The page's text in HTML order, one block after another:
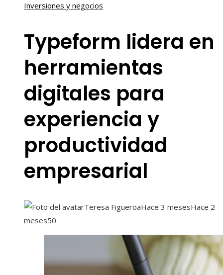
Inversiones y negocios
Typeform lidera en
herramientas
digitales para
experiencia y
productividad
empresarial
Teresa FigueroaHace 3 mesesHace 2
meses50